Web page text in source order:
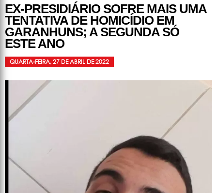
EX-PRESIDIÁRIO SOFRE MAIS UMA
TENTATIVA DE HOMICÍDIO EM
GARANHUNS; A SEGUNDA SÓ
ESTE ANO
QUARTA-FEIRA, 27 DE ABRIL DE 2022